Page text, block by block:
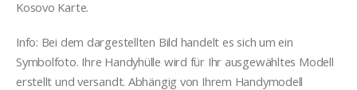
Kosovo Karte.
Info: Bei dem dargestellten Bild handelt es sich um ein
Symbolfoto. Ihre Handyhülle wird für Ihr ausgewähltes Modell
erstellt und versandt. Abhängig von Ihrem Handymodell